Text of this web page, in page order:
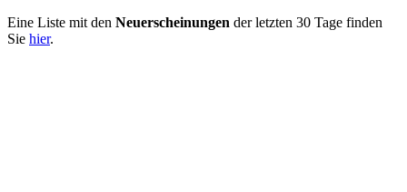
Eine Liste mit den Neuerscheinungen der letzten 30 Tage finden
Sie hier.